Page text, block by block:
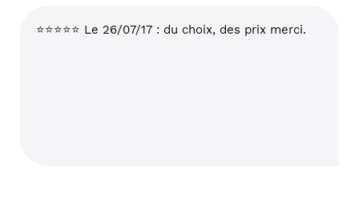
⭐⭐⭐⭐⭐ Le 26/07/17 : du choix, des prix merci.